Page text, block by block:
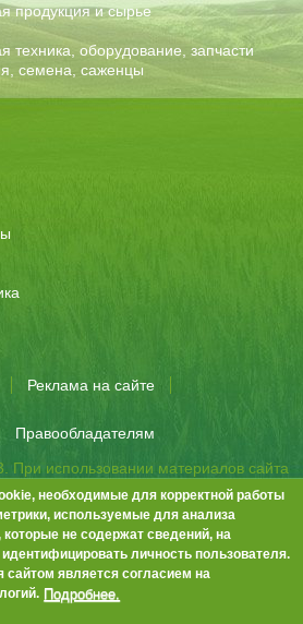
продукция и сырье
техника, оборудование, запчасти
семена, саженцы
Реклама на сайте
Правообладателям
При использовании материалов сайта
обязательна.
Города Волос, д.6, 8 этаж, офис 803
13 e-mail:info@agrobook.ru
16+. Объявления на сайте не
о защите персональных данных
редактор, тел.: (863) 282-83-13
необходимые для корректной работы
используемые для анализа
не содержат сведений, на
личность пользователя.
является согласием на
Подробнее.